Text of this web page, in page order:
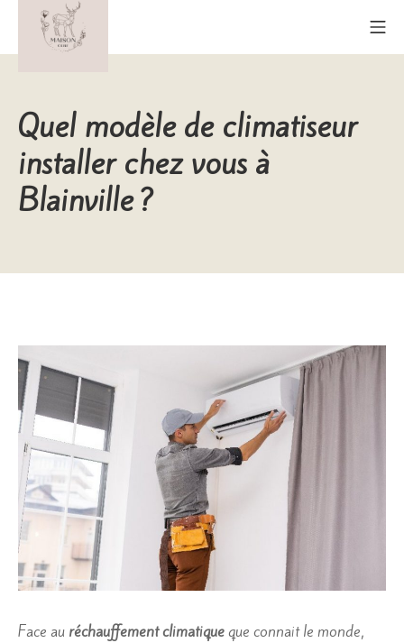
contenu
Quel modèle de climatiseur
installer chez vous à
Blainville ?
Face au réchauffement climatiqueque connait le monde,